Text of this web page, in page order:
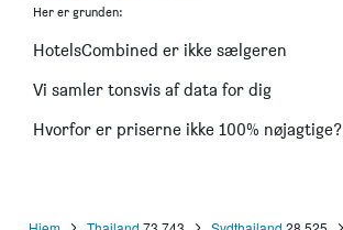
Her er grunden:
HotelsCombined er ikke sælgeren
Vi samler tonsvis af data for dig
Hvorfor er priserne ikke 100% nøjagtige?